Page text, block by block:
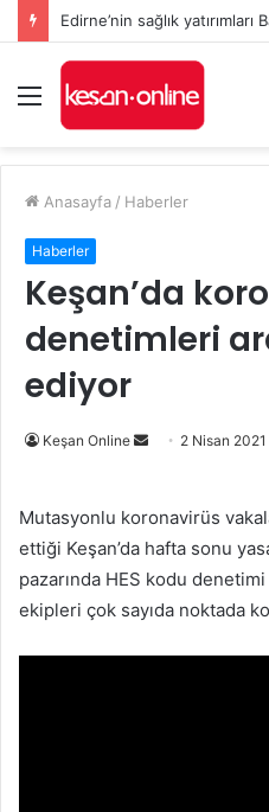
Menü
Anasayfa / Haberler
Haberler
Keşan’da
denetimleri
ediyor
Keşan Online
Bir
göndermek
2 Nisan 2021
Mutasyonlu koronavirüs
ettiği Keşan’da hafta sonu
pazarında HES kodu denetimi
ekipleri çok sayıda noktada